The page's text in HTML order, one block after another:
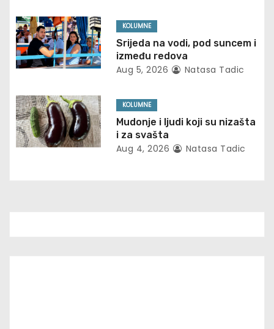
i
g
a
t
i
o
KOLUMNE
Srijeda na vodi, pod suncem i
između redova
Aug 5, 2026 Natasa Tadic
KOLUMNE
Mudonje i ljudi koji su nizašta
i za svašta
Aug 4, 2026 Natasa Tadic